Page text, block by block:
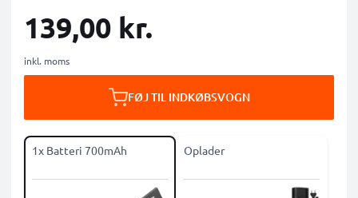
139,00 kr.
inkl. moms
FØJ TIL INDKØBSVOGN
1x Batteri 700mAh Oplader